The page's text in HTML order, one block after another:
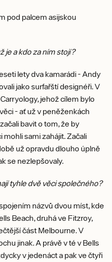
pod palcem asijskou
je a kdo za ním stojí?
lety dva kamarádi - Andy
jako surfařští designéři. V
jehož cílem bylo
- ať už v peněženkách
bavit o tom, že by
sami zahájit. Začali
už opravdu dlouho úplně
se nezlepšovaly.
tyhle dvě věci společného?
názvů dvou míst, kde
Beach, druhá ve Fitzroy,
část Melbourne. V
jinak. A právě v té v Bells
v jedenáct a pak ve čtyři